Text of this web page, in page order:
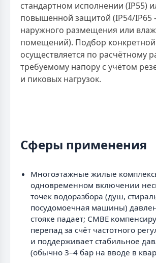
стандартном исполнении (IP55)
повышенной защитой (IP54/IP65
наружного размещения или
помещений). Подбор
осуществляется по расчётному
требуемому напору с учётом
и пиковых нагрузок.
Сферы применения
Многоэтажные жилые
одновременном включении
точек водоразбора (душ,
посудомоечная машины)
стояке падает; CMBE
перепад за счёт частотного
и поддерживает стабильное
(обычно 3–4 бар на вводе в